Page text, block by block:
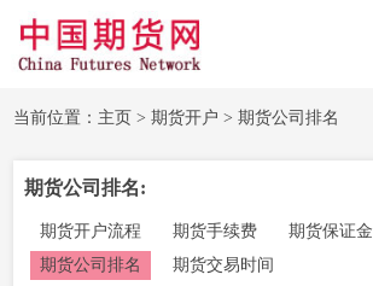
当前位置： 主页 >期货开户 >期货公司排名
期货公司排名:
期货开户流程 期货手续费 期货保证金
期货公司排名
期货交易时间